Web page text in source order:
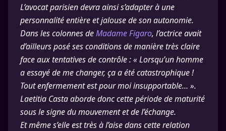
L’avocat parisien devra ainsi s’adapter à une
personnalité entière et jalouse de son autonomie.
Dans les colonnes deMadame Figaro, l’actrice avait
d’ailleurs posé ses conditions de manière très claire
face aux tentatives de contrôle : « Lorsqu’un homme
a essayé de me changer, ça a été catastrophique !
Tout enfermement est pour moi insupportable… ».
Laetitia Casta aborde donc cette période de maturité
sous le signe du mouvement et de l’échange.
Et même s’elle est très à l’aise dans cette relation